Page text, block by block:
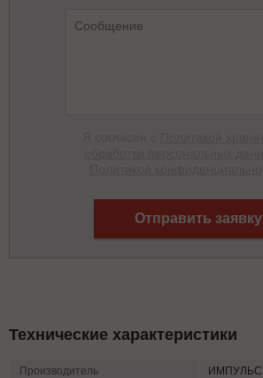
Отправить заявку
Технические характеристики
Производитель
ИМПУЛЬС